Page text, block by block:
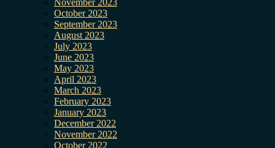
November 2023
October 2023
September 2023
August 2023
July 2023
June 2023
May 2023
April 2023
March 2023
February 2023
January 2023
December 2022
November 2022
October 2022